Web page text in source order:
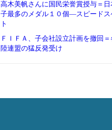
高木美帆さんに国民栄誉賞授与＝日
子最多のメダル１０個―スピードス
ト
ＦＩＦＡ、子会社設立計画を撤回
陸連盟の猛反発受け